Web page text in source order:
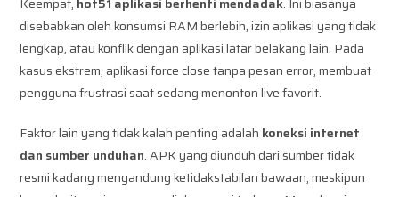
disebabkan oleh konsumsi RAM berlebih, izin aplikasi yang tidak
lengkap, atau konflik dengan aplikasi latar belakang lain. Pada
kasus ekstrem, aplikasi force close tanpa pesan error, membuat
pengguna frustrasi saat sedang menonton live favorit.
Faktor lain yang tidak kalah penting adalah koneksi internet
dan sumber unduhan. APK yang diunduh dari sumber tidak
resmi kadang mengandung ketidakstabilan bawaan, meskipun